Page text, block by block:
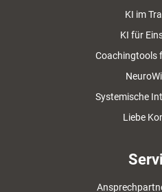
KI im
KI für
Coachingtools
Systemische
Liebe